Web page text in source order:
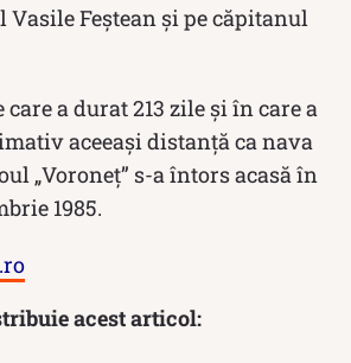
Vasile Feștean și pe căpitanul
a durat 213 zile și în care a
aceeași distanță ca nava
„Voroneț” s-a întors acasă în
1985.
acest articol: